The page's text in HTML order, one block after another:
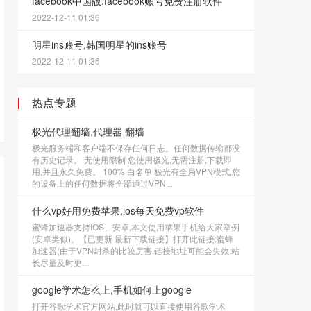
2022-12-11 01:36
明星ins账号,韩国明星的ins账号
2022-12-11 01:36
热点专题
极光代理翻墙,代理器 翻墙
极光服务端和客户端不保存任何日志。任何数据传输都没
有历史记录。 无使用限制 您使用极光,无需注册,下载即
用,并且永久免费。 100% 白名单 极光有全局VPN模式,您
的设备上的任何数据将全部通过VPN...
什么vp好用免费苹果,ios每天免费vp软件
蜜蜂加速器支持IOS、安卓,本文使用苹果手机给大家举例
(安卓类似)。【已更新 最新下载链接】打开此链接:蜜蜂
加速器(由于VPN封杀的比较厉害,链接地址可能会失效,站
长尽量及时更...
google学术怎么上,手机如何上google
打开谷歌学术官方网站,此时就可以直接使用谷歌学术